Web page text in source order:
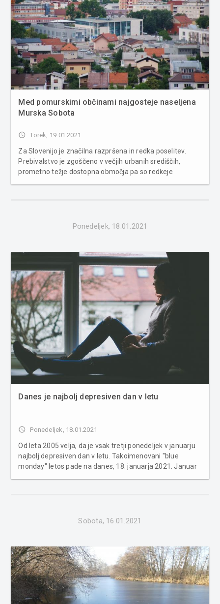
Med pomurskimi občinami najgosteje naseljena
Murska Sobota
access_time Torek, 19.01.2021
Za Slovenijo je značilna razpršena in redka poselitev.
Prebivalstvo je zgoščeno v večjih urbanih središčih,
prometno težje dostopna območja pa so redkeje
Ponedeljek, 18.01.2021
Danes je najbolj depresiven dan v letu
access_time Ponedeljek, 18.01.2021
Od leta 2005 velja, da je vsak tretji ponedeljek v januarju
najbolj depresiven dan v letu. Takoimenovani "blue
monday" letos pade na danes, 18. januarja 2021. Januar
Sobota, 16.01.2021